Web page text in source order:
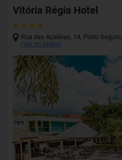
Vitória Régia Hotel
Rua das Azaléias, 14, Porto Seguro,
(Ver no Mapa)